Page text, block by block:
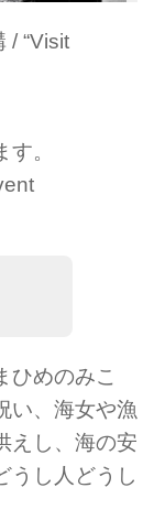
/ “Visit
。
ひめのみこ
い、海女や漁
えし、海の安
うし人どうし